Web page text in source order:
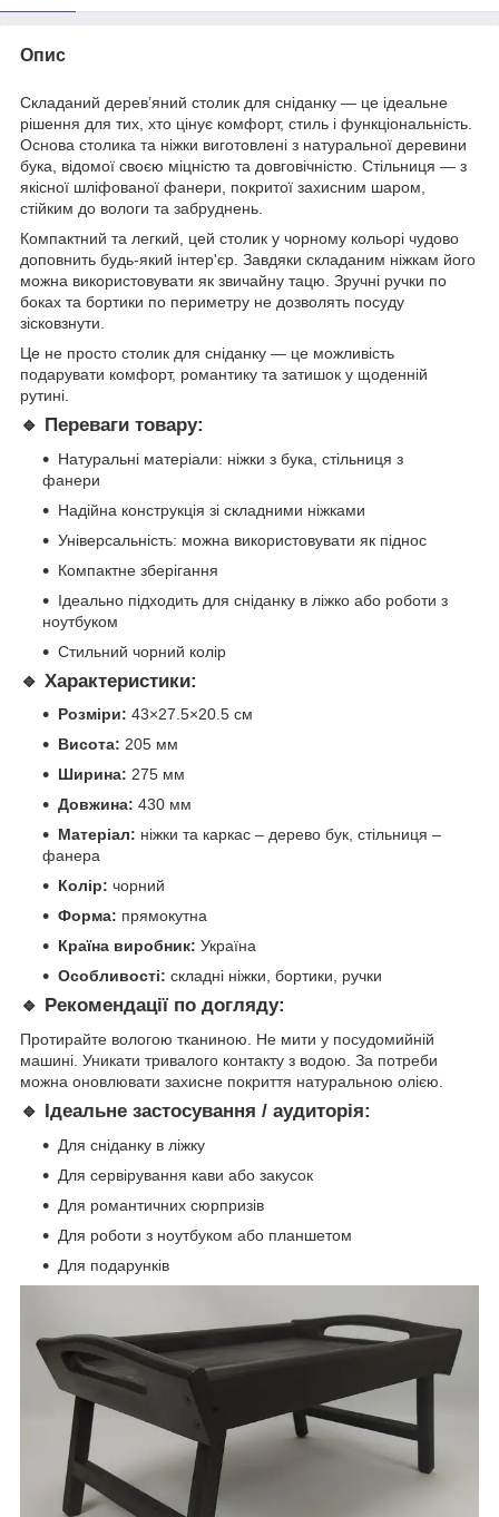
Опис
Складаний дерев’яний столик для сніданку — це ідеальне
рішення для тих, хто цінує комфорт, стиль і функціональність.
Основа столика та ніжки виготовлені з натуральної деревини
бука, відомої своєю міцністю та довговічністю. Стільниця — з
якісної шліфованої фанери, покритої захисним шаром,
стійким до вологи та забруднень.
Компактний та легкий, цей столик у чорному кольорі чудово
доповнить будь-який інтер'єр. Завдяки складаним ніжкам його
можна використовувати як звичайну тацю. Зручні ручки по
боках та бортики по периметру не дозволять посуду
зісковзнути.
Це не просто столик для сніданку — це можливість
подарувати комфорт, романтику та затишок у щоденній
рутині.
🔹 Переваги товару:
Натуральні матеріали: ніжки з бука, стільниця з
фанери
Надійна конструкція зі складними ніжками
Універсальність: можна використовувати як піднос
Компактне зберігання
Ідеально підходить для сніданку в ліжко або роботи з
ноутбуком
Стильний чорний колір
🔹 Характеристики:
Розміри: 43×27.5×20.5 см
Висота: 205 мм
Ширина: 275 мм
Довжина: 430 мм
Матеріал: ніжки та каркас – дерево бук, стільниця –
фанера
Колір: чорний
Форма: прямокутна
Країна виробник: Україна
Особливості: складні ніжки, бортики, ручки
🔹 Рекомендації по догляду:
Протирайте вологою тканиною. Не мити у посудомийній
машині. Уникати тривалого контакту з водою. За потреби
можна оновлювати захисне покриття натуральною олією.
🔹 Ідеальне застосування / аудиторія:
Для сніданку в ліжку
Для сервірування кави або закусок
Для романтичних сюрпризів
Для роботи з ноутбуком або планшетом
Для подарунків